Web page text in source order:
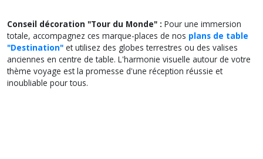
Conseil décoration "Tour du Monde" : Pour une immersion
totale, accompagnez ces marque-places de nos plans de table
"Destination" et utilisez des globes terrestres ou des valises
anciennes en centre de table. L'harmonie visuelle autour de votre
thème voyage est la promesse d'une réception réussie et
inoubliable pour tous.